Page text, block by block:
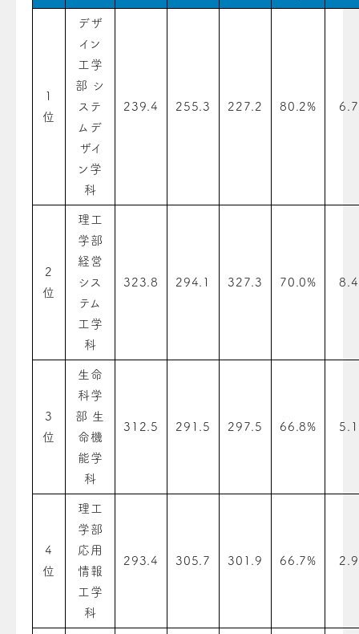
1
位
デザ
イン
工学
部 シ
ステ
ムデ
ザイ
ン学
科
239.4 255.3 227.2 80.2% 6.7
2
位
理工
学部
経営
シス
テム
工学
科
323.8 294.1 327.3 70.0% 8.4
3
位
生命
科学
部 生
命機
能学
科
312.5 291.5 297.5 66.8% 5.1
4
位
理工
学部
応用
情報
工学
科
293.4 305.7 301.9 66.7% 2.9